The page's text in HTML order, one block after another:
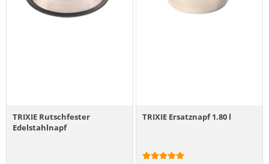
TRIXIE Rutschfester
Edelstahlnapf
TRIXIE Ersatznapf 1.80 l